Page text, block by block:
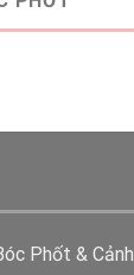
Phốt & Cảnh